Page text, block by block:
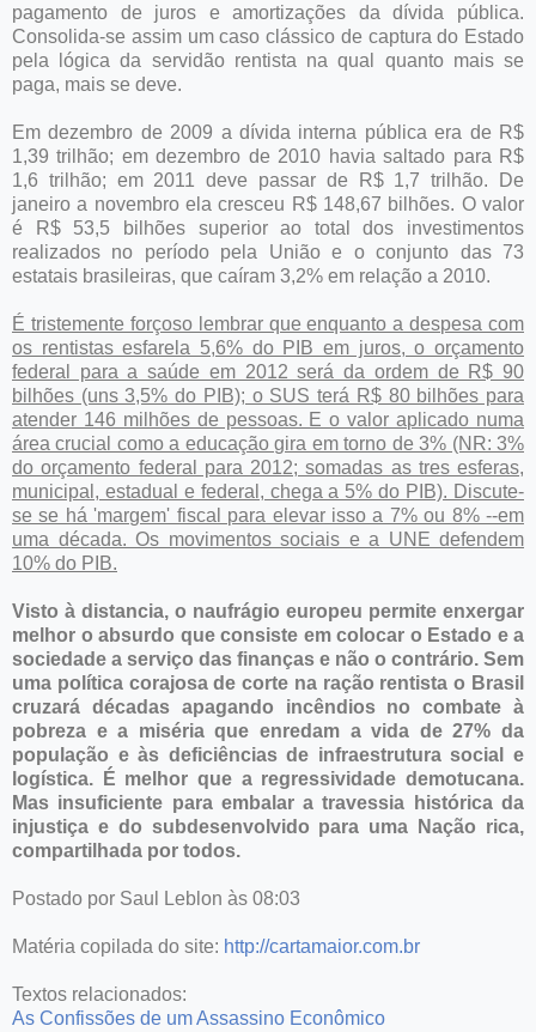
pagamento de juros e amortizações da dívida pública.
Consolida-se assim um caso clássico de captura do Estado
pela lógica da servidão rentista na qual quanto mais se
paga, mais se deve.
Em dezembro de 2009 a dívida interna pública era de R$
1,39 trilhão; em dezembro de 2010 havia saltado para R$
1,6 trilhão; em 2011 deve passar de R$ 1,7 trilhão. De
janeiro a novembro ela cresceu R$ 148,67 bilhões. O valor
é R$ 53,5 bilhões superior ao total dos investimentos
realizados no período pela União e o conjunto das 73
estatais brasileiras, que caíram 3,2% em relação a 2010.
É tristemente forçoso lembrar que enquanto a despesa com
os rentistas esfarela 5,6% do PIB em juros, o orçamento
federal para a saúde em 2012 será da ordem de R$ 90
bilhões (uns 3,5% do PIB); o SUS terá R$ 80 bilhões para
atender 146 milhões de pessoas. E o valor aplicado numa
área crucial como a educação gira em torno de 3% (NR: 3%
do orçamento federal para 2012; somadas as tres esferas,
municipal, estadual e federal, chega a 5% do PIB). Discute-
se se há 'margem' fiscal para elevar isso a 7% ou 8% --em
uma década. Os movimentos sociais e a UNE defendem
10% do PIB.
Visto à distancia, o naufrágio europeu permite enxergar
melhor o absurdo que consiste em colocar o Estado e a
sociedade a serviço das finanças e não o contrário. Sem
uma política corajosa de corte na ração rentista o Brasil
cruzará décadas apagando incêndios no combate à
pobreza e a miséria que enredam a vida de 27% da
população e às deficiências de infraestrutura social e
logística. É melhor que a regressividade demotucana.
Mas insuficiente para embalar a travessia histórica da
injustiça e do subdesenvolvido para uma Nação rica,
compartilhada por todos.
Postado por Saul Leblon às 08:03
Matéria copilada do site: http://cartamaior.com.br
Textos relacionados:
As Confissões de um Assassino Econômico